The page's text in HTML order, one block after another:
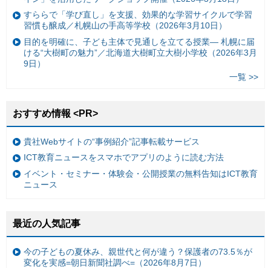
すららで「学び直し」を支援、効果的な学習サイクルで学習
習慣も醸成／札幌山の手高等学校（2026年3月10日）
目的を明確に、子ども主体で見通しを立てる授業— 札幌に届
ける“大樹町の魅力”／北海道大樹町立大樹小学校（2026年3月
9日）
一覧 >>
おすすめ情報 <PR>
貴社Webサイトの“事例紹介”記事転載サービス
ICT教育ニュースをスマホでアプリのように読む方法
イベント・セミナー・体験会・公開授業の無料告知はICT教育
ニュース
最近の人気記事
今の子どもの夏休み、親世代と何が違う？保護者の73.5％が
変化を実感=朝日新聞社調べ=（2026年8月7日）